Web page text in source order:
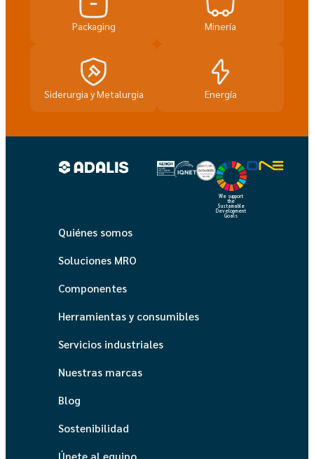
Packaging Minería
Siderurgia y Metalurgia Energía
We support
the
Sustainable
Development
Goals
Quiénes somos
Soluciones MRO
Componentes
Herramientas y consumibles
Servicios industriales
Nuestras marcas
Blog
Sostenibilidad
Únete al equipo